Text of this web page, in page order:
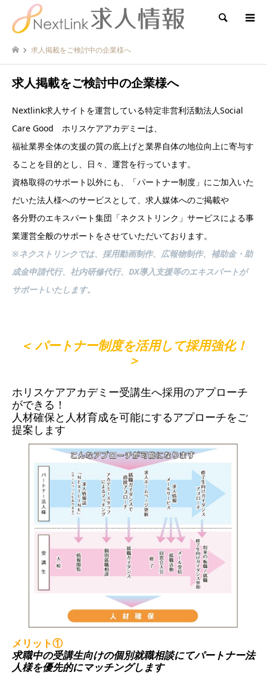
検索
求人掲載をご検討中の企業様へ
求人掲載をご検討中の企業様へ
Nextlink求人サイトを運営している特定非営利活動法人Social
Care Good ホリスケアアカデミーは、
福祉業界全体の⽀援の質の底上げと業界⾃体の地位向上に寄与す
ることを⽬的とし、⽇々、運営を⾏っています。
資格取得のサポート以外にも、「パートナー制度」にご加入いた
だいた法人様へのサービスとして、求人媒体へのご掲載や
各分野のエキスパート集団「ネクストリンク」サービスによる事
業運営全般のサポートをさせていただいております。
※ネクストリンクでは、採用動画制作、広報物制作、補助金・助
成金申請代行、社内研修代行、DX導入支援等のエキスパートが
サポートいたします。
＜ パートナー制度を活用して採用強化！
＞
ホリスケアアカデミー受講生へ採用のアプローチ
ができる！
人材確保と人材育成を可能にするアプローチをご
提案します
メリット①
求職中の受講生向けの個別就職相談にてパートナー法
人様を優先的にマッチングします